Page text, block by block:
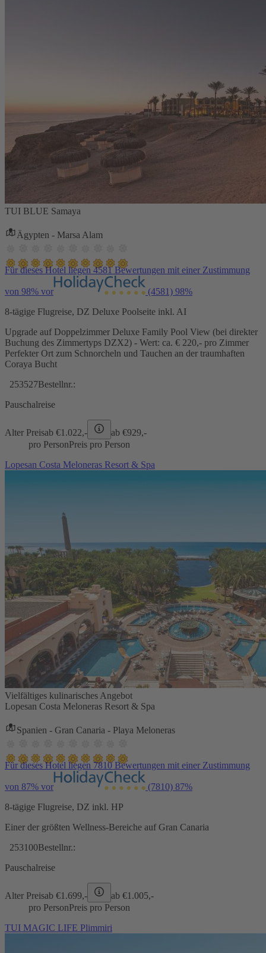
TUI BLUE Samaya
Ägypten - Marsa Alam
Für dieses Hotel liegen 4581 Bewertungen mit einer Zustimmung
von 98% vor (4581) 98%
8-tägige Flugreise, DZ Deluxe Poolseite inkl. AI
Upgrade auf Doppelzimmer Deluxe Family Pool View (bei direkter
Buchung des Zimmertyps DZX2) - Wert: ca. € 220,- pro Zimmer
Perfekter Ort zum Schnorcheln und Tauchen an der traumhaften
Coraya Bucht
253527Bestellnr.:
Pauschalreise
Alter Preisab €1.022,- ab €929,-
pro PersonPreis pro Person
Lopesan Costa Meloneras Resort & Spa
Vielfältiges kulinarisches Angebot
Lopesan Costa Meloneras Resort & Spa
Spanien - Gran Canaria - Playa Meloneras
Für dieses Hotel liegen 7810 Bewertungen mit einer Zustimmung
von 87% vor (7810) 87%
8-tägige Flugreise, DZ inkl. HP
Einer der größten Wellness-Bereiche auf Gran Canaria
253100Bestellnr.:
Pauschalreise
Alter Preisab €1.699,- ab €1.005,-
pro PersonPreis pro Person
TUI MAGIC LIFE Plimmiri